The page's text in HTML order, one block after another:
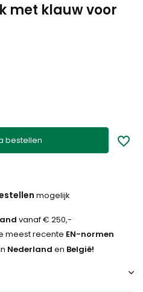
met klauw voor
bestellen
mogelijk
vanaf € 250,-
meest recente EN-normen
Nederland en België!